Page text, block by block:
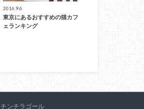
2016.9.6
東京にあるおすすめの猫カフ
ェランキング
チンチラゴール